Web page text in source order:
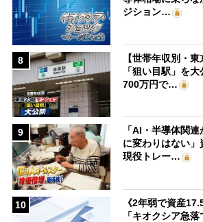
ジション…
8
【世帯年収別・
「狙い目駅」を
700万円で…
9
「AI・半導体関
に変わりはない
現役トレー…
10
《2年弱で資産
「キオクシア急